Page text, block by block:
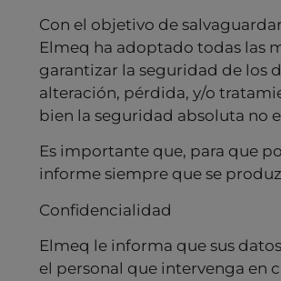
Con el objetivo de
Elmeq ha adoptado todas las
garantizar la seguridad de los
alteración, pérdida, y/o
bien la seguridad absoluta no
Es importante que, para que
informe siempre que se
Confidencialidad
Elmeq le informa que sus
el personal que intervenga en